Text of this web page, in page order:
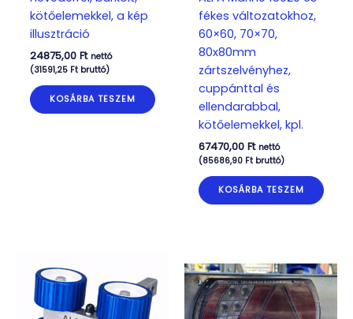
kötőelemekkel, a kép
illusztráció
24875,00 Ft nettó
(31591,25 Ftbruttó)
KOSÁRBA TESZEM
fékes változatokhoz,
60×60, 70×70,
80x80mm
zártszelvényhez,
cuppánttal és
ellendarabbal,
kötőelemekkel, kpl.
67470,00 Ft nettó
(85686,90 Ftbruttó)
KOSÁRBA TESZEM